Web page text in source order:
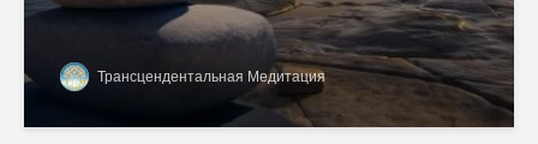
Трансцендентальная Медитация